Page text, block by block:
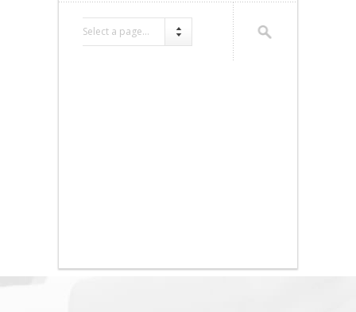
Select a page...